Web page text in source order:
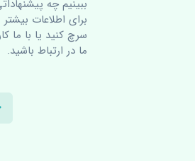
ببینیم چه
برای اطلاعات
سرچ کنید یا با ما
ما در ارتباط باشید.
آرم جلو رنو